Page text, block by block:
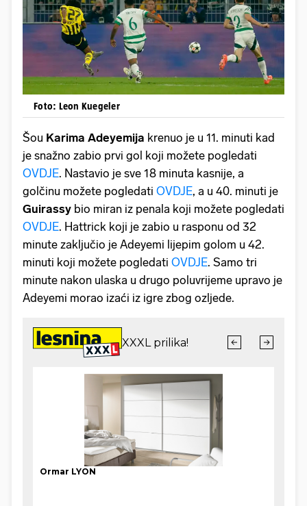
Foto: Leon Kuegeler
Šou Karima Adeyemija krenuo je u 11. minuti kad
je snažno zabio prvi gol koji možete pogledati
OVDJE. Nastavio je sve 18 minuta kasnije, a
golčinu možete pogledati OVDJE, a u 40. minuti je
Guirassy bio miran iz penala koji možete pogledati
OVDJE. Hattrick koji je zabio u rasponu od 32
minute zaključio je Adeyemi lijepim golom u 42.
minuti koji možete pogledati OVDJE. Samo tri
minute nakon ulaska u drugo poluvrijeme upravo je
Adeyemi morao izaći iz igre zbog ozljede.